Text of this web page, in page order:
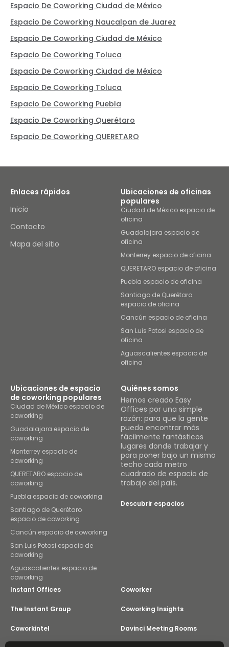
Espacio De Coworking Ciudad de México
Espacio De Coworking Naucalpan de Juarez
Espacio De Coworking Ciudad de México
Espacio De Coworking Toluca
Espacio De Coworking Ciudad de México
Espacio De Coworking Toluca
Espacio De Coworking Puebla
Espacio De Coworking Querétaro
Espacio De Coworking QUERETARO
Enlaces rápidos
Inicio
Contacto
Mapa del sitio
Ubicaciones de oficinas
populares
Ciudad de México espacio de
oficina
Guadalajara espacio de
oficina
Monterrey espacio de oficina
QUERETARO espacio de oficina
Puebla espacio de oficina
Santiago de Querétaro
espacio de oficina
Cancún espacio de oficina
San Luis Potosi espacio de
oficina
Aguascalientes espacio de
oficina
Ubicaciones de espacio
de coworking populares
Ciudad de México espacio de
coworking
Guadalajara espacio de
coworking
Monterrey espacio de
coworking
QUERETARO espacio de
coworking
Puebla espacio de coworking
Santiago de Querétaro
espacio de coworking
Cancún espacio de coworking
San Luis Potosi espacio de
coworking
Aguascalientes espacio de
coworking
Quiénes somos
Hemos creado Easy
Offices por una simple
razón: para que la gente
pueda encontrar más
fácilmente fantásticos
lugares donde trabajar y
para poner bajo un mismo
techo cada metro
cuadrado de espacio de
trabajo del país.
Descubrir espacios
Instant Offices Coworker
The Instant Group Coworking Insights
Coworkintel Davinci Meeting Rooms